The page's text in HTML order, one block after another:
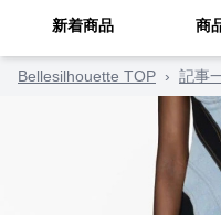
新着商品 商
Bellesilhouette TOP › 記事